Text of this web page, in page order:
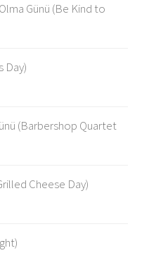
Günü (Be Kind to
Day)
(Barbershop Quartet
Cheese Day)